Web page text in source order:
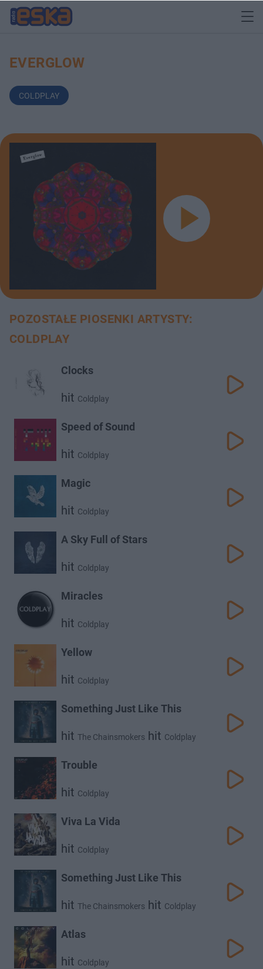
EVERGLOW
COLDPLAY
POZOSTAŁE PIOSENKI ARTYSTY:
COLDPLAY
Clocks
hit Coldplay
Speed of Sound
hit Coldplay
Magic
hit Coldplay
A Sky Full of Stars
hit Coldplay
Miracles
hit Coldplay
Yellow
hit Coldplay
Something Just Like This
hit The Chainsmokers hit Coldplay
Trouble
hit Coldplay
Viva La Vida
hit Coldplay
Something Just Like This
hit The Chainsmokers hit Coldplay
Atlas
hit Coldplay